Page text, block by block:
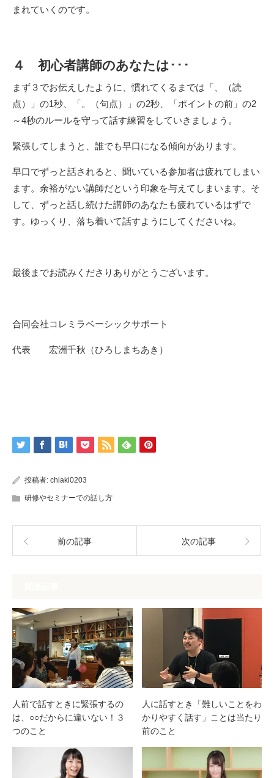
まれていくのです。
４ 初心者講師のあなたは･･･
まず３でお伝えしたように、慣れてくるまでは「、（読
点）」の1秒、「。（句点）」の2秒、「ポイントの前」の2
～4秒のルールを守って話す練習をしていきましょう。
緊張してしまうと、誰でも早口になる傾向があります。
早口でずっと話されると、聞いている参加者は疲れてしまい
ます。余裕がない講師だという印象を与えてしまいます。そ
して、ずっと話し続けた講師のあなたも疲れているはずで
す。ゆっくり、落ち着いて話すようにしてくださいね。
最後までお読みくださりありがとうございます。
合同会社コレミラベーシックサポート
代表 宏洲千秋（ひろしまちあき）
投稿者: chiaki0203
研修やセミナーでの話し方
前の記事 次の記事
人前で話すときに緊張するの
は、○○だからに違いない！３
つのこと
人に話すとき「難しいことをわ
かりやすく話す」ことは当たり
前のこと